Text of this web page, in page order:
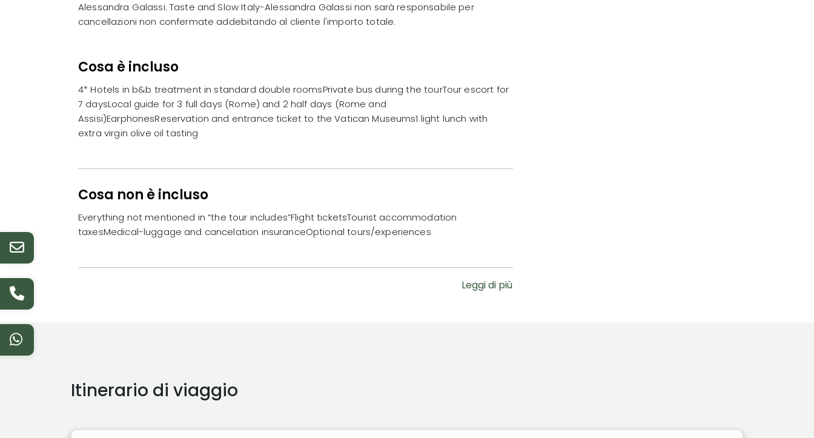
Alessandra Galassi. Taste and Slow Italy-Alessandra Galassi non sarà responsabile per
cancellazioni non confermate addebitando al cliente l'importo totale.
Cosa è incluso
4* Hotels in b&b treatment in standard double roomsPrivate bus during the tourTour escort for
7 daysLocal guide for 3 full days (Rome) and 2 half days (Rome and
Assisi)EarphonesReservation and entrance ticket to the Vatican Museums1 light lunch with
extra virgin olive oil tasting
Cosa non è incluso
Everything not mentioned in “the tour includes”Flight ticketsTourist accommodation
taxesMedical-luggage and cancelation insuranceOptional tours/experiences
Leggi di più
Itinerario di viaggio